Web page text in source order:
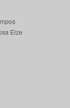
Elze